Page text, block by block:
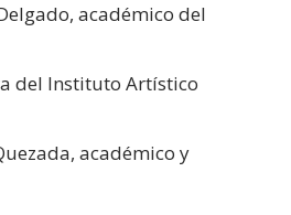
académico del
del Instituto Artístico
académico y